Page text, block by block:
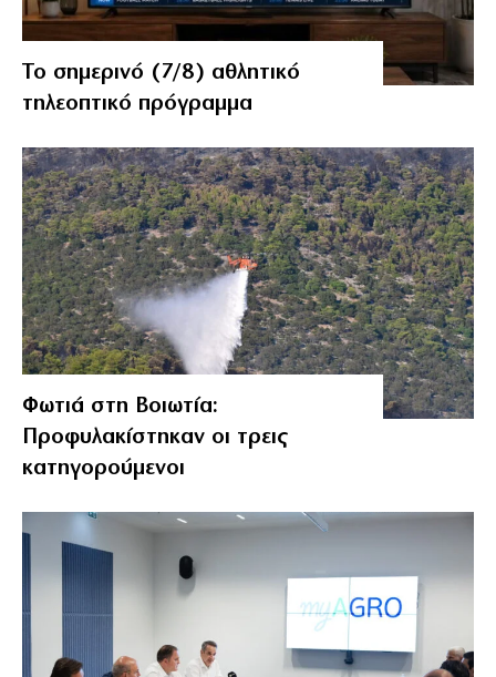
Το σημερινό (7/8) αθλητικό
τηλεοπτικό πρόγραμμα
Φωτιά στη Βοιωτία:
Προφυλακίστηκαν οι τρεις
κατηγορούμενοι